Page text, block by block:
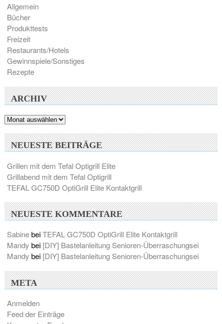
Allgemein
Bücher
Produkttests
Freizeit
Restaurants/Hotels
Gewinnspiele/Sonstiges
Rezepte
ARCHIV
Archiv
NEUESTE BEITRÄGE
Grillen mit dem Tefal Optigrill Elite
Grillabend mit dem Tefal Optigrill
TEFAL GC750D OptiGrill Elite Kontaktgrill
NEUESTE KOMMENTARE
SabinebeiTEFAL GC750D OptiGrill Elite Kontaktgrill
Mandy bei [DIY] Bastelanleitung Senioren-Überraschungsei
Mandy bei [DIY] Bastelanleitung Senioren-Überraschungsei
META
Anmelden
Feed der Einträge